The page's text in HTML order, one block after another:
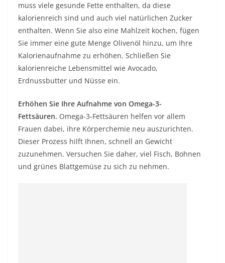
muss viele gesunde Fette enthalten, da diese
kalorienreich sind und auch viel natürlichen Zucker
enthalten. Wenn Sie also eine Mahlzeit kochen, fügen
Sie immer eine gute Menge Olivenöl hinzu, um Ihre
Kalorienaufnahme zu erhöhen. Schließen Sie
kalorienreiche Lebensmittel wie Avocado,
Erdnussbutter und Nüsse ein.
Erhöhen Sie Ihre Aufnahme von Omega-3-
Fettsäuren. Omega-3-Fettsäuren helfen vor allem
Frauen dabei, ihre Körperchemie neu auszurichten.
Dieser Prozess hilft Ihnen, schnell an Gewicht
zuzunehmen. Versuchen Sie daher, viel Fisch, Bohnen
und grünes Blattgemüse zu sich zu nehmen.